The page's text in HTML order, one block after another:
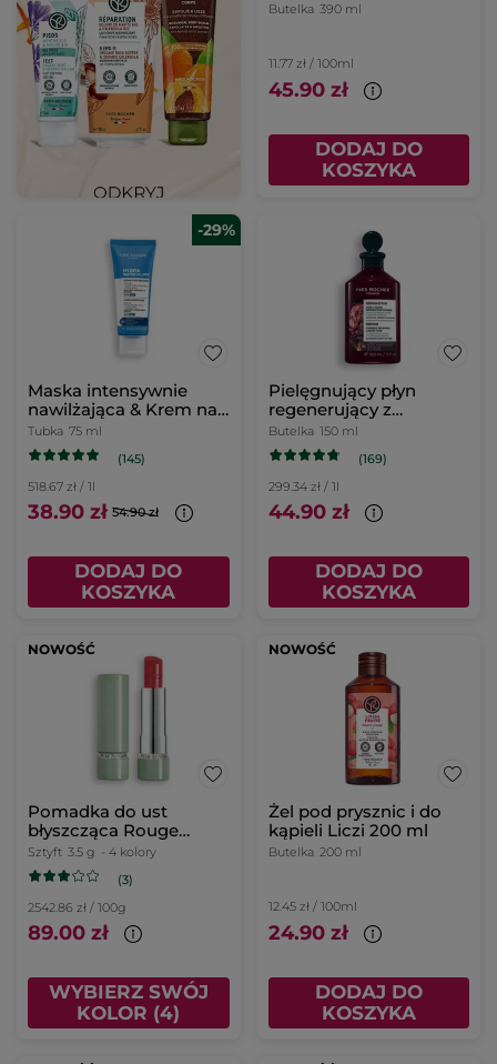
Butelka 390 ml
11.77 zł / 100ml
45.90 zł
DODAJ DO
KOSZYKA
-29%
Maska intensywnie
nawilżająca & Krem na
noc 75 ml
Tubka 75 ml
(145)
518.67 zł / 1l
38.90 zł 54.90 zł
DODAJ DO
KOSZYKA
Pielęgnujący płyn
regenerujący z
karczochem bio 150 ml
Butelka 150 ml
(169)
299.34 zł / 1l
44.90 zł
DODAJ DO
KOSZYKA
NOWOŚĆ
Pomadka do ust
błyszcząca Rouge
Botanique 20. Rose
Sakura 3,5 g
Sztyft 3.5 g - 4 kolory
(3)
2542.86 zł / 100g
89.00 zł
WYBIERZ SWÓJ
KOLOR (4)
NOWOŚĆ
Żel pod prysznic i do
kąpieli Liczi 200 ml
Butelka 200 ml
12.45 zł / 100ml
24.90 zł
DODAJ DO
KOSZYKA